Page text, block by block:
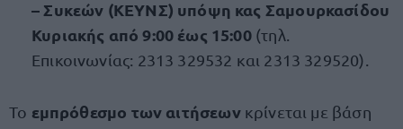
– Συκεών (ΚΕΥΝΣ) υπόψη κας Σαμουρκασίδου
Κυριακής από 9:00 έως 15:00 (τηλ.
Επικοινωνίας: 2313 329532 και 2313 329520).
Το εμπρόθεσμο των αιτήσεωνκρίνεται με βάση